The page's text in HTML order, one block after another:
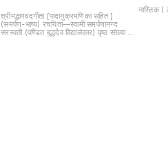
श्रीमद्भागवद्गीता [पादानुक्रमणिका सहित ]
(समर्पण-भाष्य) रचयिता—स्वामी समर्पणानन्द
सरस्वती (पण्डित बुद्धदेव विद्यालंकार) पृष्ठ संख्या —
नास्तिक